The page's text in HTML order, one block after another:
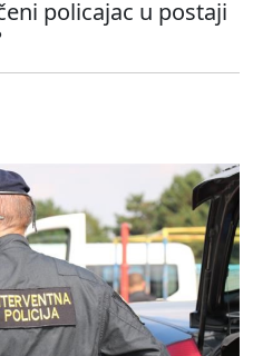
policajac u postaji